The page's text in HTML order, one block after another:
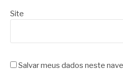
Site
Salvar meus dados neste